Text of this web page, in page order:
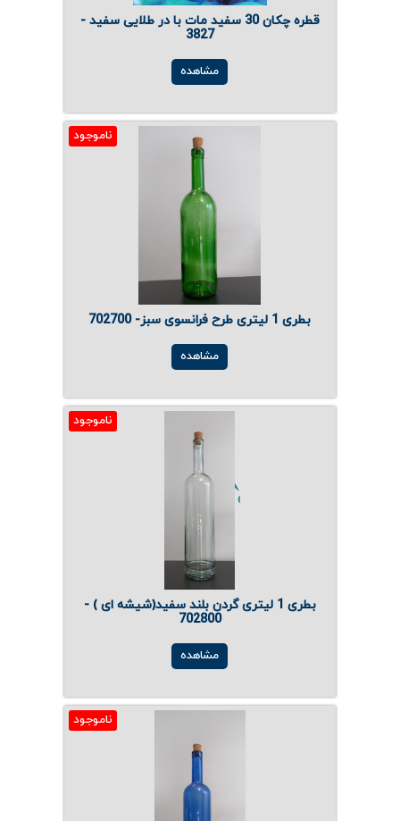
قطره چکان 30 سفید مات با در طلایی سفید -
3827
مشاهده
ناموجود
بطری 1 لیتری طرح فرانسوی سبز- 702700
مشاهده
ناموجود
بطری 1 لیتری گردن بلند سفید(شیشه ای ) -
702800
مشاهده
ناموجود